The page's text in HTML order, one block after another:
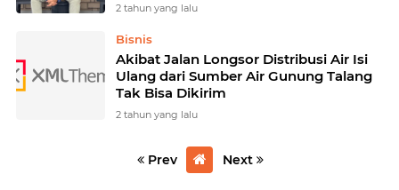
2 tahun yang lalu
Bisnis
Akibat Jalan Longsor Distribusi Air Isi
Ulang dari Sumber Air Gunung Talang
Tak Bisa Dikirim
2 tahun yang lalu
Prev Next